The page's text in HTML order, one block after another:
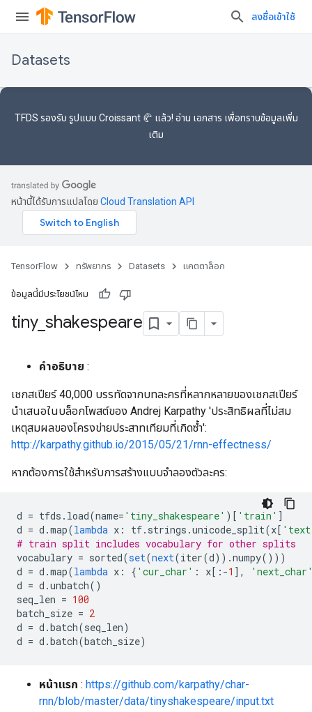
ลงชื่อเข้าใช้
Datasets
TFDS รองรับ รูปแบบ Croissant 🥐 แล้ว! อ่าน เอกสาร เพื่อทราบข้อมูลเพิ่ม
เติม
หน้านี้ได้รับการแปลโดย Cloud Translation API
TensorFlow ทรัพยากร Datasets แคตตาล็อก
ข้อมูลนี้มีประโยชน์ไหม
tiny_ shakespeare
คำอธิบาย :
เชกสเปียร์ 40,000 บรรทัดจากบทละครที่หลากหลายของเชกสเปียร์
นำเสนอในบล็อกโพสต์ของ Andrej Karpathy 'ประสิทธิผลที่ไม่สม
เหตุสมผลของโครงข่ายประสาทเทียมที่เกิดซ้ำ':
http://karpathy.github.io/2015/05/21/rnn-effectness/
หากต้องการใช้สำหรับการสร้างแบบจำลองตัวละคร:
d = tfds . load(name= 'tiny_shakespeare' )[ 'train' ]
d = d .map(lambda x : tf. strings .unicode_split(x[
# train split includes vocabulary for other splits
vocabulary = sorted(set(next(iter(d)).numpy()))
d = d .map(lambda x : { 'cur_char' : x[:-1 ],
d = d .unbatch()
seq_len = 100
batch_size = 2
d = d .batch(seq_len)
d = d .batch(batch_size)
หน้าแรก : https://github.com/karpathy/char-
rnn/blob/master/data/tinyshakespeare/input.txt